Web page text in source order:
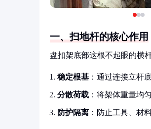
一、扫地杆的核心作用
盘扣架底部这根不起眼的横
稳定根基 ：通过连接立杆
分散荷载 ：将架体重量均
防护隔离 ：防止工具、材